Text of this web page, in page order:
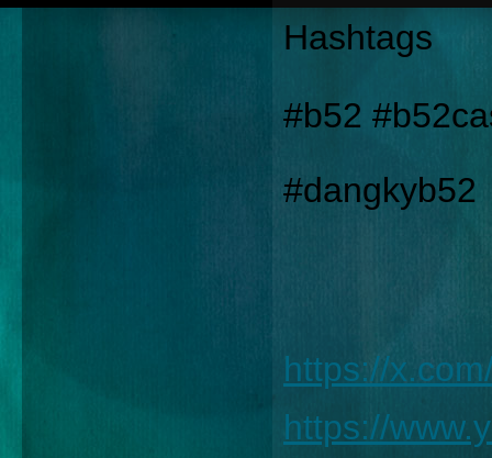
Hashtags
#b52
#dangkyb52
https://
https://